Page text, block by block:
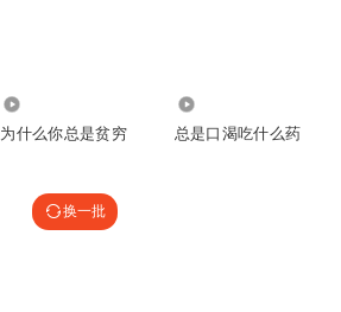
为什么你总是贫穷 总是口渴吃什么药
换一批